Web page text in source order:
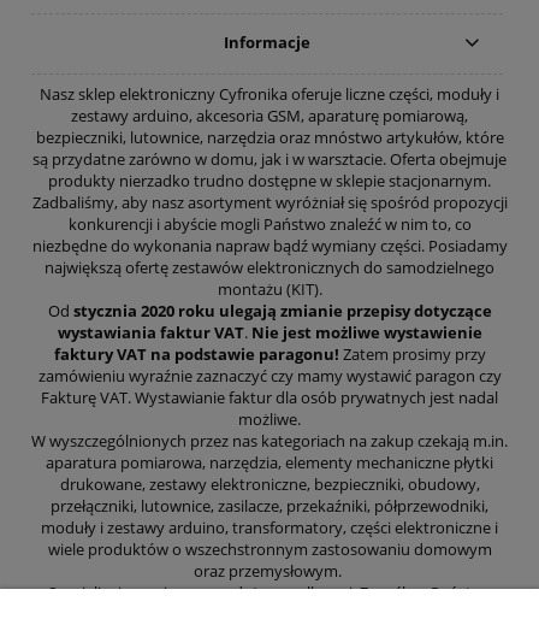
Informacje
Nasz sklep elektroniczny Cyfronika oferuje liczne części, moduły i
zestawy arduino, akcesoria GSM, aparaturę pomiarową,
bezpieczniki, lutownice, narzędzia oraz mnóstwo artykułów, które
są przydatne zarówno w domu, jak i w warsztacie. Oferta obejmuje
produkty nierzadko trudno dostępne w sklepie stacjonarnym.
Zadbaliśmy, aby nasz asortyment wyróżniał się spośród propozycji
konkurencji i abyście mogli Państwo znaleźć w nim to, co
niezbędne do wykonania napraw bądź wymiany części. Posiadamy
największą ofertę zestawów elektronicznych do samodzielnego
montażu (KIT).
Od stycznia 2020 roku ulegają zmianie przepisy dotyczące
wystawiania faktur VAT. Nie jest możliwe wystawienie
faktury VAT na podstawie paragonu! Zatem prosimy przy
zamówieniu wyraźnie zaznaczyć czy mamy wystawić paragon czy
Fakturę VAT. Wystawianie faktur dla osób prywatnych jest nadal
możliwe.
W wyszczególnionych przez nas kategoriach na zakup czekają m.in.
aparatura pomiarowa, narzędzia, elementy mechaniczne płytki
drukowane, zestawy elektroniczne, bezpieczniki, obudowy,
przełączniki, lutownice, zasilacze, przekaźniki, półprzewodniki,
moduły i zestawy arduino, transformatory, części elektroniczne i
wiele produktów o wszechstronnym zastosowaniu domowym
oraz przemysłowym.
Specjalizujemy się w sprzedaży wysyłkowej. Z myślą o Państwa